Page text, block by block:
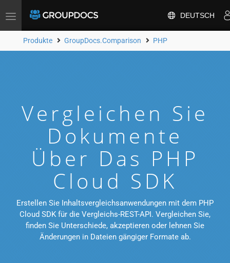
Toggle
DEUTSCH
Produkte GroupDocs.Comparison PHP
Vergleichen Sie
Dokumente
Über Das PHP
Cloud SDK
Erstellen Sie Inhaltsvergleichsanwendungen mit dem PHP
Cloud SDK für die Vergleichs-REST-API. Vergleichen Sie,
finden Sie Unterschiede, akzeptieren oder lehnen Sie
Änderungen in Dateien gängiger Formate ab.